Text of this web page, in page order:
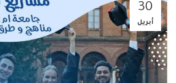
30
أبريل